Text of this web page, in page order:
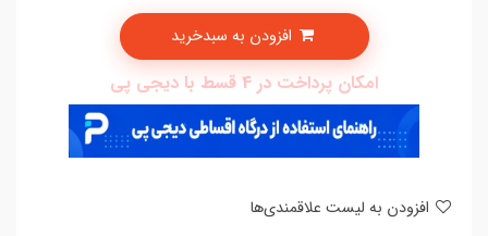
امکان پرداخت در 4 قسط با دیجی پی